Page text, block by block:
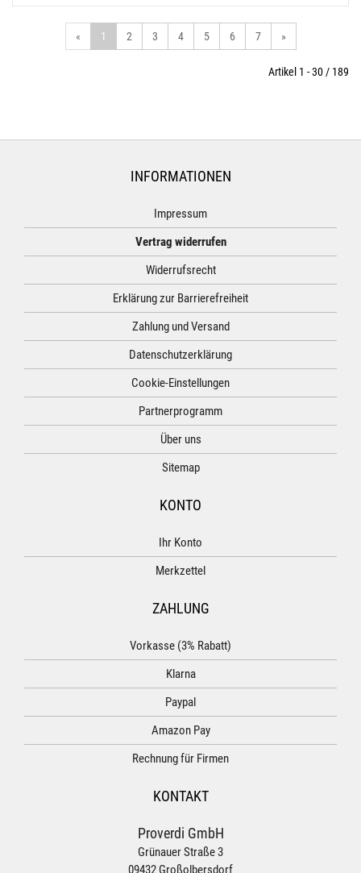
« 1 2 3 4 5 6 7 »
Artikel 1 - 30 / 189
INFORMATIONEN
Impressum
Vertrag widerrufen
Widerrufsrecht
Erklärung zur Barrierefreiheit
Zahlung und Versand
Datenschutzerklärung
Cookie-Einstellungen
Partnerprogramm
Über uns
Sitemap
KONTO
Ihr Konto
Merkzettel
ZAHLUNG
Vorkasse (3% Rabatt)
Klarna
Paypal
Amazon Pay
Rechnung für Firmen
KONTAKT
Proverdi GmbH
Grünauer Straße 3
09432 Großolbersdorf